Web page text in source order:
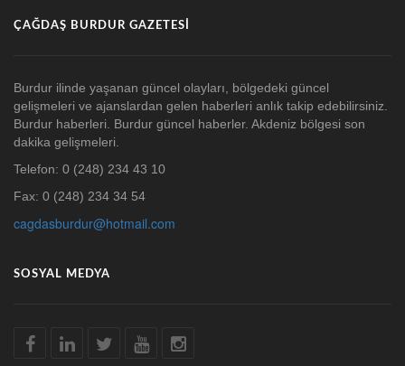
ÇAĞDAŞ BURDUR GAZETESI
Burdur ilinde yaşanan güncel olayları, bölgedeki güncel
gelişmeleri ve ajanslardan gelen haberleri anlık takip edebilirsiniz.
Burdur haberleri. Burdur güncel haberler. Akdeniz bölgesi son
dakika gelişmeleri.
Telefon: 0 (248) 234 43 10
Fax: 0 (248) 234 34 54
cagdasburdur@hotmail.com
SOSYAL MEDYA